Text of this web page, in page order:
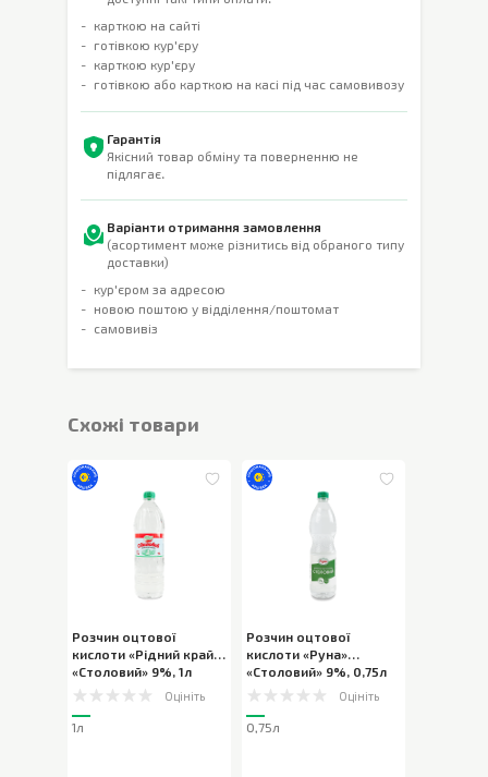
карткою на сайті
готівкою кур'єру
карткою кур'єру
готівкою або карткою на касі під час самовивозу
Гарантія
Якісний товар обміну та поверненню не
підлягає.
Варіанти отримання замовлення
(асортимент може різнитись від обраного типу
доставки)
кур'єром за адресою
новою поштою у відділення/поштомат
самовивіз
Cхожі товари
Розчин оцтової
кислоти «Рідний край»
«Столовий» 9%, 1л
Оцініть
1л
Розчин оцтової
кислоти «Руна»
«Столовий» 9%, 0,75л
Оцініть
0,75л